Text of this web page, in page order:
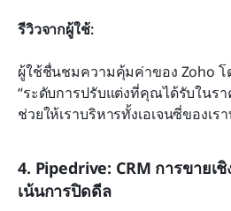
รีวิวจากผู้ใช้:
ผู้ใช้ชื่นชมความคุ้มค่าของ Zoho
“ระดับการปรับแต่งที่คุณได้รับในร
ช่วยให้เราบริหารทั้งเอเจนซี่ของเ
4. Pipedrive: CRM การขายเ
เน้นการปิดดีล